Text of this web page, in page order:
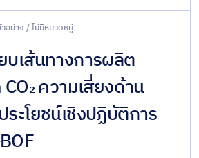
อย่าง / ไม่มีหมวดหมู่
บเส้นทางการผลิต
ความเสี่ยงด้าน
ะโยชน์เชิงปฏิบัติการ